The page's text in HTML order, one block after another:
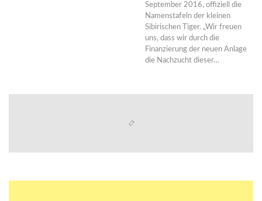
September 2016, offiziell die
Namenstafeln der kleinen
Sibirischen Tiger. „Wir freuen
uns, dass wir durch die
Finanzierung der neuen Anlage
die Nachzucht dieser…